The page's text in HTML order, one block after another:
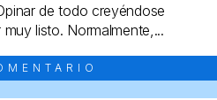
de todo creyéndose
listo. Normalmente,...